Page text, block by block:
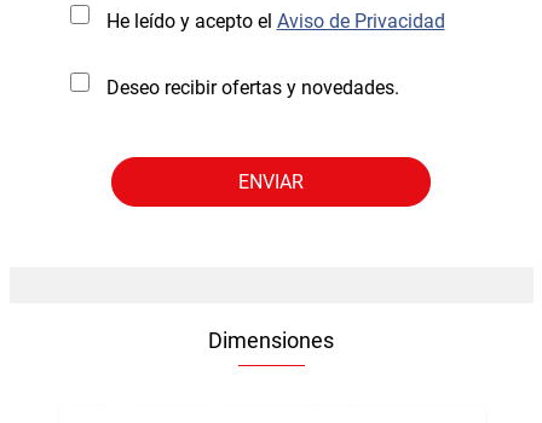
He leído y acepto el Aviso de Privacidad
Deseo recibir ofertas y novedades.
Dimensiones